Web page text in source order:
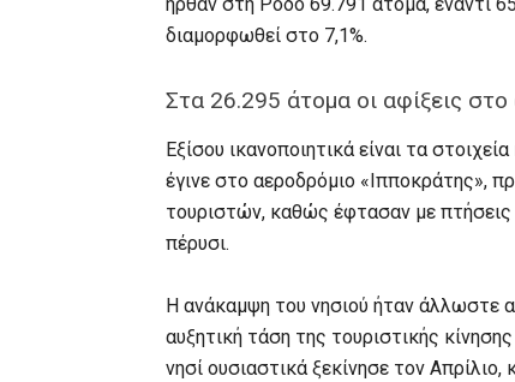
διαμορφωθεί στο 7,1%.
Στα 26.295 άτομα οι αφίξεις
Εξίσου ικανοποιητικά είναι τα
έγινε στο αεροδρόμιο «Ιπποκράτης»,
τουριστών, καθώς έφτασαν με πτήσεις
πέρυσι.
Η ανάκαμψη του νησιού ήταν άλλωστε
αυξητική τάση της τουριστικής
νησί ουσιαστικά ξεκίνησε τον